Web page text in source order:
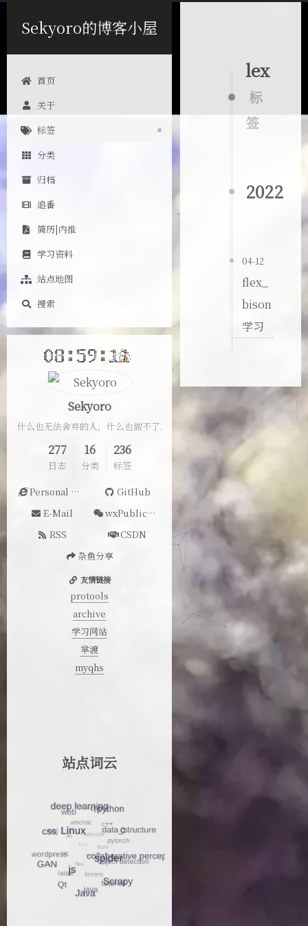
Sekyoro的博客小屋
首页
关于
标签
分类
归档
追番
简历|内推
学习资料
站点地图
搜索
lex
标
签
2022
04-12
flex_
bison
学习
Sekyoro
什么也无法舍弃的人，什么也做不了.
277
日志
16
分类
236
标签
Personal Website
GitHub
E-Mail
wxPublicAccount
RSS
CSDN
杂鱼分享
友情链接
protools
archive
学习网站
芈渡
myqhs
站点词云